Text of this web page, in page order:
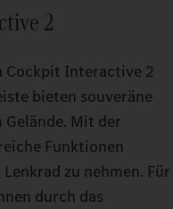
2
Cockpit Interactive 2
bieten souveräne
Mit der
Funktionen
zu nehmen. Für
durch das